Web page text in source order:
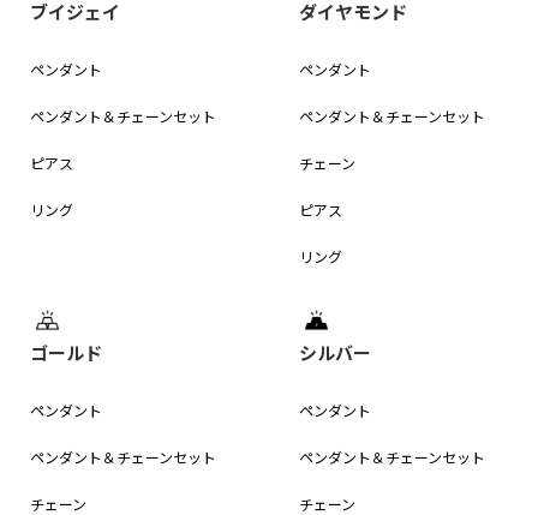
ブイジェイ
ペンダント
ペンダント＆チェーンセット
ピアス
リング
ダイヤモンド
ペンダント
ペンダント＆チェーンセット
チェーン
ピアス
リング
ゴールド
ペンダント
ペンダント＆チェーンセット
チェーン
シルバー
ペンダント
ペンダント＆チェーンセット
チェーン